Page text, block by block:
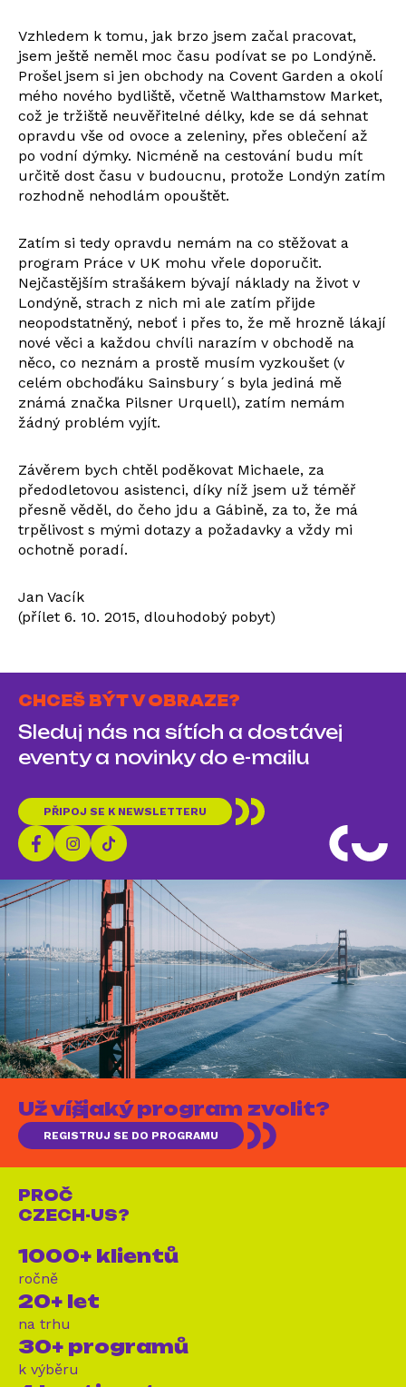
Vzhledem k tomu, jak brzo jsem začal pracovat,
jsem ještě neměl moc času podívat se po Londýně.
Prošel jsem si jen obchody na Covent Garden a okolí
mého nového bydliště, včetně Walthamstow Market,
což je tržiště neuvěřitelné délky, kde se dá sehnat
opravdu vše od ovoce a zeleniny, přes oblečení až
po vodní dýmky. Nicméně na cestování budu mít
určitě dost času v budoucnu, protože Londýn zatím
rozhodně nehodlám opouštět.
Zatím si tedy opravdu nemám na co stěžovat a
program Práce v UK mohu vřele doporučit.
Nejčastějším strašákem bývají náklady na život v
Londýně, strach z nich mi ale zatím přijde
neopodstatněný, neboť i přes to, že mě hrozně lákají
nové věci a každou chvíli narazím v obchodě na
něco, co neznám a prostě musím vyzkoušet (v
celém obchoďáku Sainsbury´s byla jediná mě
známá značka Pilsner Urquell), zatím nemám
žádný problém vyjít.
Závěrem bych chtěl poděkovat Michaele, za
předodletovou asistenci, díky níž jsem už téměř
přesně věděl, do čeho jdu a Gábině, za to, že má
trpělivost s mými dotazy a požadavky a vždy mi
ochotně poradí.
Jan Vacík
(přílet 6. 10. 2015, dlouhodobý pobyt)
CHCEŠ BÝT V OBRAZE?
Sleduj nás na sítích a dostávej
eventy a novinky do e-mailu
PŘIPOJ SE K NEWSLETTERU
Už víš, jaký program zvolit?
REGISTRUJ SE DO PROGRAMU
PROČ
CZECH-US?
1000+ klientů
ročně
20+ let
na trhu
30+ programů
k výběru